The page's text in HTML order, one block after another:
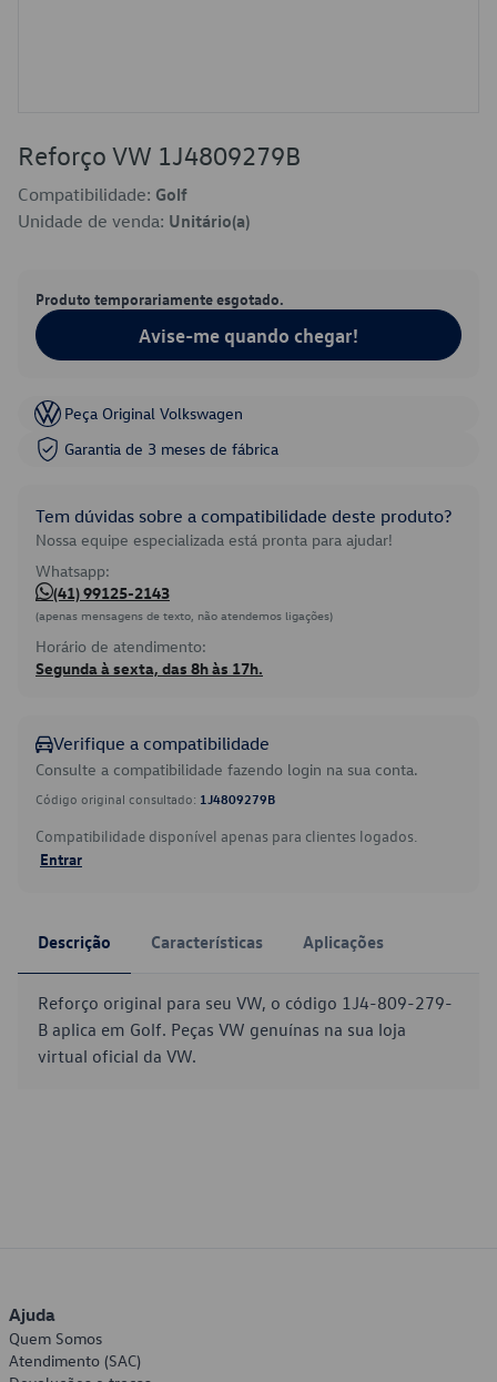
Reforço VW 1J4809279B
Compatibilidade: Golf
Unidade de venda: Unitário(a)
Produto temporariamente esgotado.
Avise-me quando chegar!
Peça Original Volkswagen
Garantia de 3 meses de fábrica
Tem dúvidas sobre a compatibilidade deste produto?
Nossa equipe especializada está pronta para ajudar!
Whatsapp:
(41) 99125-2143
(apenas mensagens de texto, não atendemos ligações)
Horário de atendimento:
Segunda à sexta, das 8h às 17h.
Verifique a compatibilidade
Consulte a compatibilidade fazendo login na sua conta.
Código original consultado: 1J4809279B
Compatibilidade disponível apenas para clientes logados.
Entrar
Descrição Características Aplicações
Reforço original para seu VW, o código 1J4-809-279-
B aplica em Golf. Peças VW genuínas na sua loja
virtual oficial da VW.
Ajuda
Quem Somos
Atendimento (SAC)